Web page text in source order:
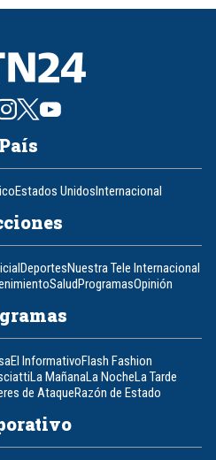
País
Estados UnidosInternacional
DeportesNuestra Tele Internacional
SaludProgramasOpinión
El InformativoFlash Fashion
La MañanaLa NocheLa Tarde
de AtaqueRazón de Estado